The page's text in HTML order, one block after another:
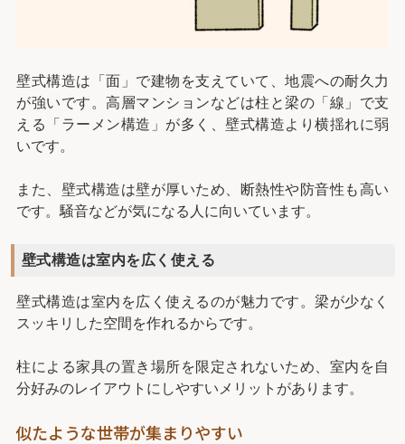
壁式構造は「面」で建物を支えていて、地震への耐久力
が強いです。高層マンションなどは柱と梁の「線」で支
える「ラーメン構造」が多く、壁式構造より横揺れに弱
いです。
また、壁式構造は壁が厚いため、断熱性や防音性も高い
です。騒音などが気になる人に向いています。
壁式構造は室内を広く使える
壁式構造は室内を広く使えるのが魅力です。梁が少なく
スッキリした空間を作れるからです。
柱による家具の置き場所を限定されないため、室内を自
分好みのレイアウトにしやすいメリットがあります。
似たような世帯が集まりやすい